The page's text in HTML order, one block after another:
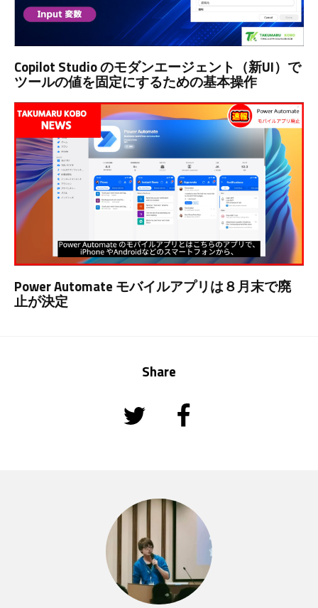
Copilot Studio のモダンエージェント（新UI）で
ツールの値を固定にするための基本操作
Power Automate モバイルアプリは８月末で廃
止が決定
Share